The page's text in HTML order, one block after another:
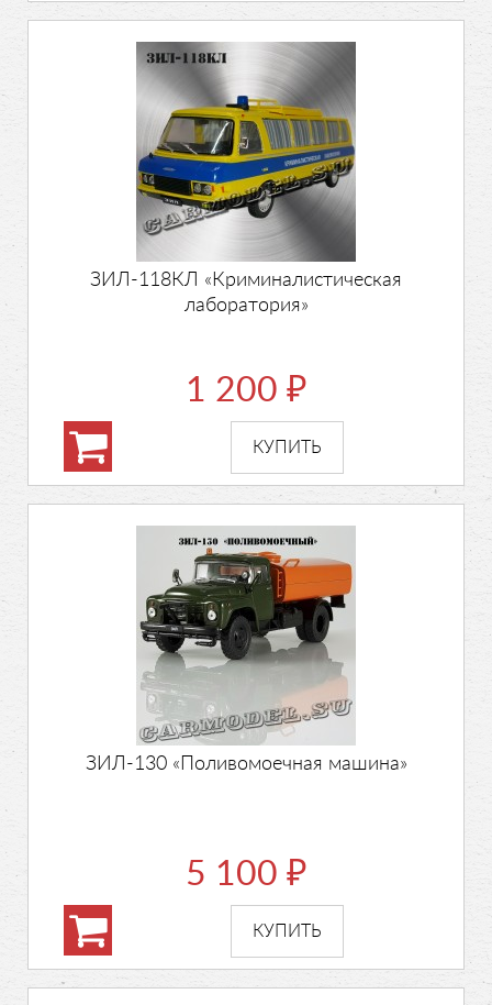
ЗИЛ-118КЛ «Криминалистическая
лаборатория»
1 200 ₽
ЗИЛ-130 «Поливомоечная машина»
5 100 ₽